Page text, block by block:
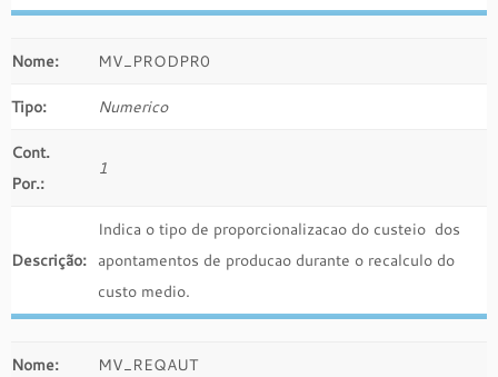
Nome: MV_PRODPR0
Tipo: Numerico
Cont.
Por.:
1
Descrição:
Indica o tipo de proporcionalizacao do custeio dos
apontamentos de producao durante o recalculo do
custo medio.
Nome: MV_REQAUT